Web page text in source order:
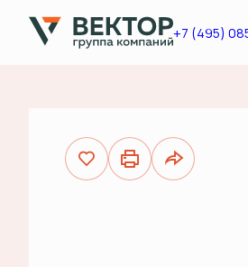
+7 (495)
2-комнатная63.6 м